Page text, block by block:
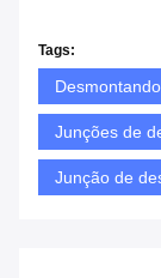
Tags:
Junções de
Junção de